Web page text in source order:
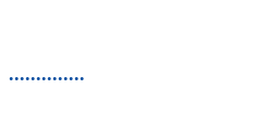
..............